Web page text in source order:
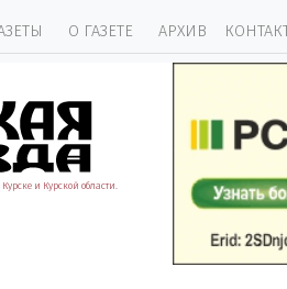
О ГАЗЕТЕ АРХИВ
и Курской области.